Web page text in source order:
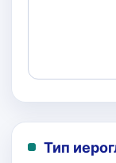
Тип